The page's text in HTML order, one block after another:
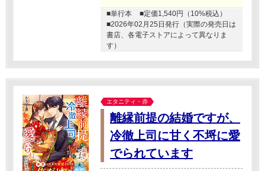
■単行本
■定価1,540円（10%税込）
■2026年02月25日発行（実際の発売日は
書店、各電子ストアによって異なりま
す）
エタニティ・赤
離縁前提の結婚ですが、
冷徹上司に甘く不埒に愛
でられています